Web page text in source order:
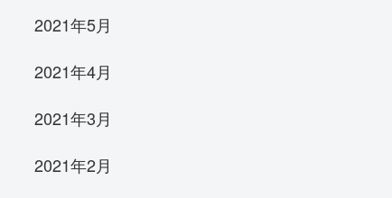
2021年5月
2021年4月
2021年3月
2021年2月